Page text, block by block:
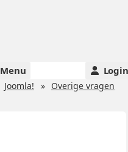
Menu Login
Joomla!
Overige vragen